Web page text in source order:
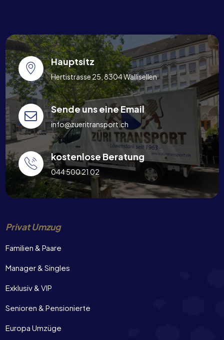
Hauptsitz
Hertistrasse 25, 8304 Wallisellen
Sende uns eine Email
info@zueritransport.ch
kostenlose Beratung
044 500 21 02
Privat Umzug
Familien & Paare
Manager & Singles
Exklusiv & VIP
Senioren & Pensionierte
Europa Umzüge